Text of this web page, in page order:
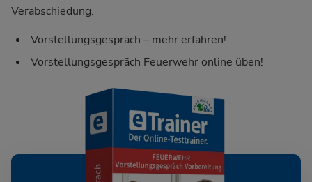
Verabschiedung.
Vorstellungsgespräch – mehr erfahren!
Vorstellungsgespräch Feuerwehr online üben!